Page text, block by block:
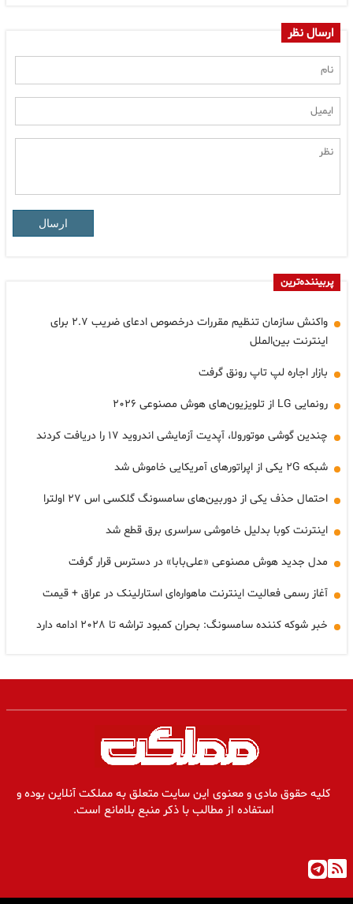
ارسال نظر
ارسال
پربیننده‌ترین
واکنش سازمان تنظیم مقررات درخصوص ادعای ضریب ۲.۷ برای
اینترنت بین‌الملل
بازار اجاره لپ تاپ رونق گرفت
رونمایی LG از تلویزیون‌های هوش مصنوعی ۲۰۲۶
چندین گوشی موتورولا، آپدیت آزمایشی اندروید ۱۷ را دریافت کردند
شبکه ۲G یکی از اپراتورهای آمریکایی خاموش شد
احتمال حذف یکی از دوربین‌های سامسونگ گلکسی اس ۲۷ اولترا
اینترنت کوبا بدلیل خاموشی سراسری برق قطع شد
مدل جدید هوش مصنوعی «علی‌بابا» در دسترس قرار گرفت
آغاز رسمی فعالیت اینترنت ماهواره‌ای استارلینک در عراق + قیمت
خبر شوکه کننده سامسونگ: بحران کمبود تراشه تا ۲۰۲۸ ادامه دارد
کلیه حقوق مادی و معنوی این سایت متعلق به مملکت آنلاین بوده و
استفاده از مطالب با ذکر منبع بلامانع است.